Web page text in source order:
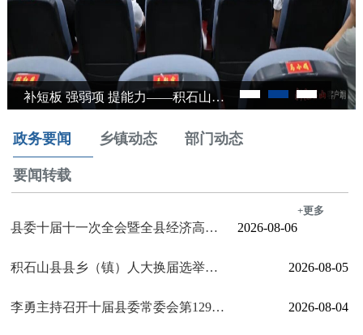
积石山县集中安置点群众服务管理工作推进会召开
政务要闻 乡镇动态 部门动态
要闻转载
+更多
县委十届十一次全会暨全县经济高质量发展重点工作推进会召开 2026-08-06
积石山县县乡（镇）人大换届选举工作推进会召开 2026-08-05
李勇主持召开十届县委常委会第129次会议 2026-08-04